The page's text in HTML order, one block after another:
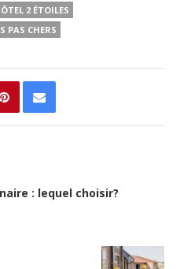
2 ÉTOILES
PAS CHERS
: lequel choisir?